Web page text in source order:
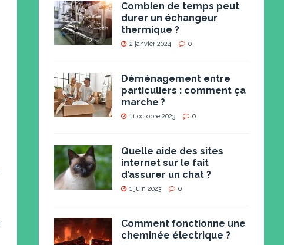
Combien de temps peut
durer un échangeur
thermique ?
2 janvier 2024 0
Déménagement entre
particuliers : comment ça
marche ?
11 octobre 2023 0
Quelle aide des sites
internet sur le fait
d’assurer un chat ?
1 juin 2023 0
Comment fonctionne une
cheminée électrique ?